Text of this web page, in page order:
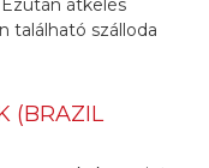
átkelés
található szálloda
(BRAZIL